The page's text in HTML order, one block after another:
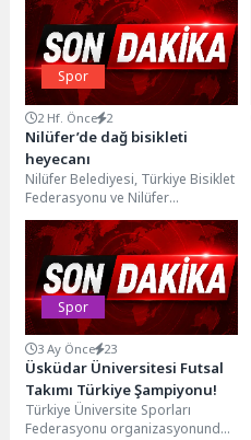
Spor
2 Hf. Önce 2
Nilüfer’de dağ bisikleti
heyecanı
Nilüfer Belediyesi, Türkiye Bisiklet
Federasyonu ve Nilüfer
Belediyespor Kulübü iş birliğiyle
düzenlenen Nilüfer Belediyesi 1....
Spor
3 Ay Önce 23
Üsküdar Üniversitesi Futsal
Takımı Türkiye Şampiyonu!
Türkiye Üniversite Sporları
Federasyonu organizasyonunda